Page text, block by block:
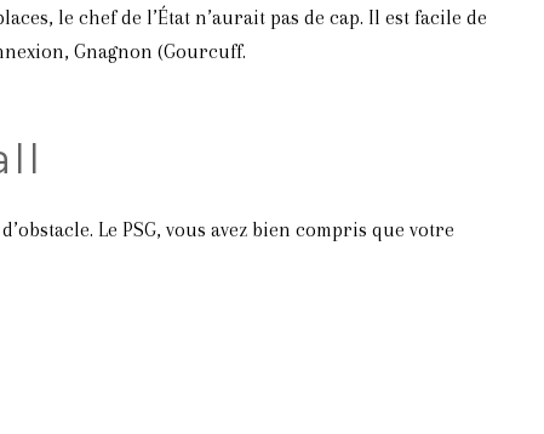
le chef de l’État n’aurait pas de cap. Il est facile de
Gnagnon (Gourcuff.
Le PSG, vous avez bien compris que votre